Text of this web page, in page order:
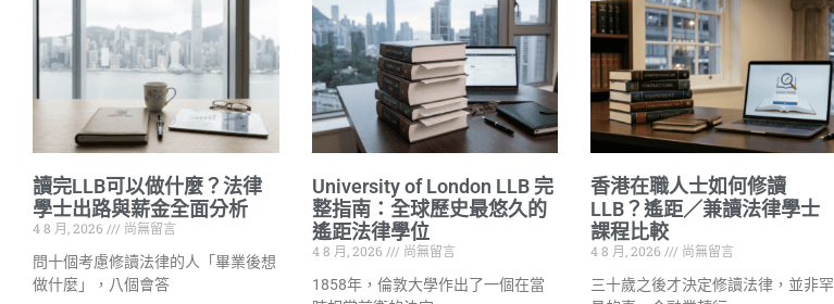
讀完LLB可以做什麼？法律
學士出路與薪金全面分析
4 8 月, 2026
尚無留言
問十個考慮修讀法律的人「畢業後想
做什麼」，八個會答
University of London LLB 完
整指南：全球歷史最悠久的
遙距法律學位
4 8 月, 2026
尚無留言
1858年，倫敦大學作出了一個在當
香港在職人士如何修讀
LLB？遙距／兼讀法律學士
課程比較
4 8 月, 2026
尚無留言
三十歲之後才決定修讀法律，並非罕